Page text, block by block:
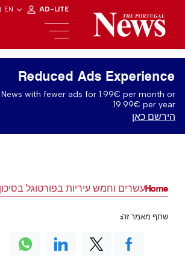
EN AD-LITE
Reduced Ads Experience
with fewer ads for 1.99€ per month or
19.99€ per year.
הירשם כאן
Homeעשרים וחמש עיריות בפורטוגל
שתף מאמר זה: